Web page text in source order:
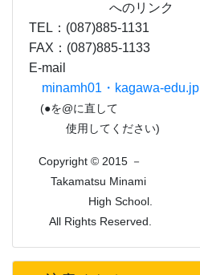
へのリンク
TEL：(087)885-1131
FAX：(087)885-1133
E-mail
minamh01・kagawa-edu.jp
(●を@に直して
使用してください)
Copyright © 2015 －
Takamatsu Minami
High School.
All Rights Reserved.